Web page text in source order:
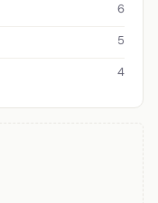
6
5
4